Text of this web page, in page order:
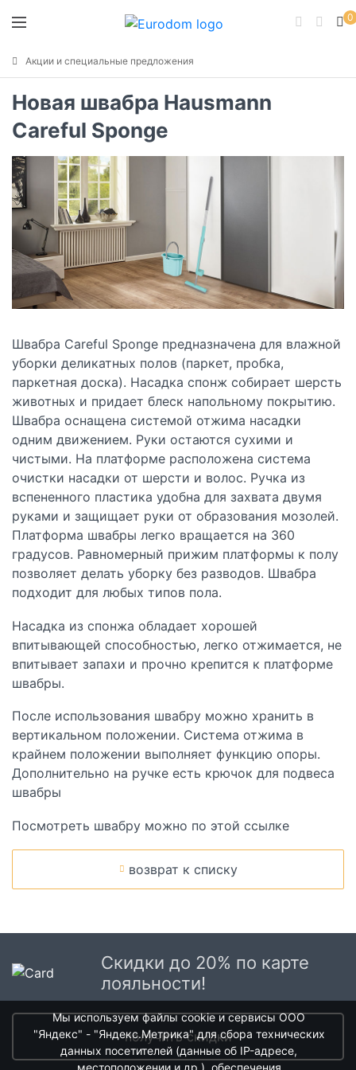
0
Акции и специальные предложения
Новая швабра Hausmann
Careful Sponge
Швабра Careful Sponge предназначена для влажной
уборки деликатных полов (паркет, пробка,
паркетная доска). Насадка спонж собирает шерсть
животных и придает блеск напольному покрытию.
Швабра оснащена системой отжима насадки
одним движением. Руки остаются сухими и
чистыми. На платформе расположена система
очистки насадки от шерсти и волос. Ручка из
вспененного пластика удобна для захвата двумя
руками и защищает руки от образования мозолей.
Платформа швабры легко вращается на 360
градусов. Равномерный прижим платформы к полу
позволяет делать уборку без разводов. Швабра
подходит для любых типов пола.
Насадка из спонжа обладает хорошей
впитывающей способностью, легко отжимается, не
впитывает запахи и прочно крепится к платформе
швабры.
После использования швабру можно хранить в
вертикальном положении. Система отжима в
крайнем положении выполняет функцию опоры.
Дополнительно на ручке есть крючок для подвеса
швабры
Посмотреть швабру можно по этой ссылке
возврат к списку
Скидки до 20% по карте
лояльности!
получить скидки
Мы используем файлы cookie и сервисы ООО
"Яндекс" - "Яндекс.Метрика" для сбора технических
данных посетителей (данные об IP-адресе,
местоположении и др.), обеспечения